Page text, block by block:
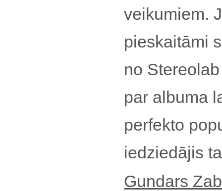
veikumiem.
pieskaitāmi
no
par albuma
perfekto
iedziedājis
Gundars